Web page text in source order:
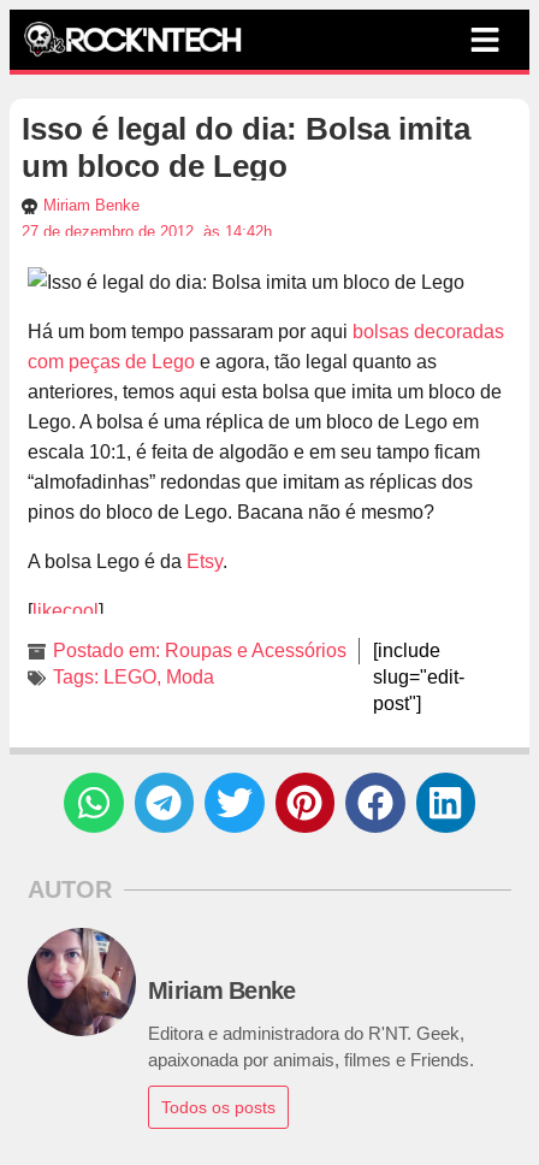
Isso é legal do dia: Bolsa imita
um bloco de Lego
Miriam Benke
27 de dezembro de 2012, às 14:42h
Há um bom tempo passaram por aqui bolsas decoradas
com peças de Lego e agora, tão legal quanto as
anteriores, temos aqui esta bolsa que imita um bloco de
Lego. A bolsa é uma réplica de um bloco de Lego em
escala 10:1, é feita de algodão e em seu tampo ficam
“almofadinhas” redondas que imitam as réplicas dos
pinos do bloco de Lego. Bacana não é mesmo?
A bolsa Lego é da Etsy.
[likecool]
Postado em: Roupas e Acessórios
Tags: LEGO, Moda
[include
slug="edit-
post"]
AUTOR
Miriam Benke
Editora e administradora do R'NT. Geek,
apaixonada por animais, filmes e Friends.
Todos os posts